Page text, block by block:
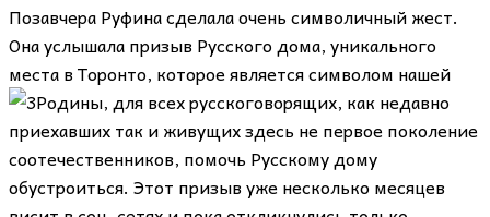
Позавчера Руфина сделала очень символичный жест.
Она услышала призыв Русского дома, уникального
места в Торонто, которое является символом нашей
Родины, для всех русскоговорящих, как недавно
приехавших так и живущих здесь не первое поколение
соотечественников, помочь Русскому дому
обустроиться. Этот призыв уже несколько месяцев